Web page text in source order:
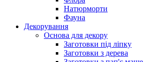
Натюрморти
Фауна
Декорування
Основа для декору
Заготовки під ліпку
Заготовки з дерева